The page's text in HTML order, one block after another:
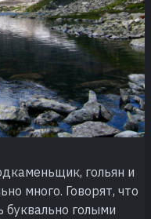
гольян и
много. Говорят, что
буквально голыми